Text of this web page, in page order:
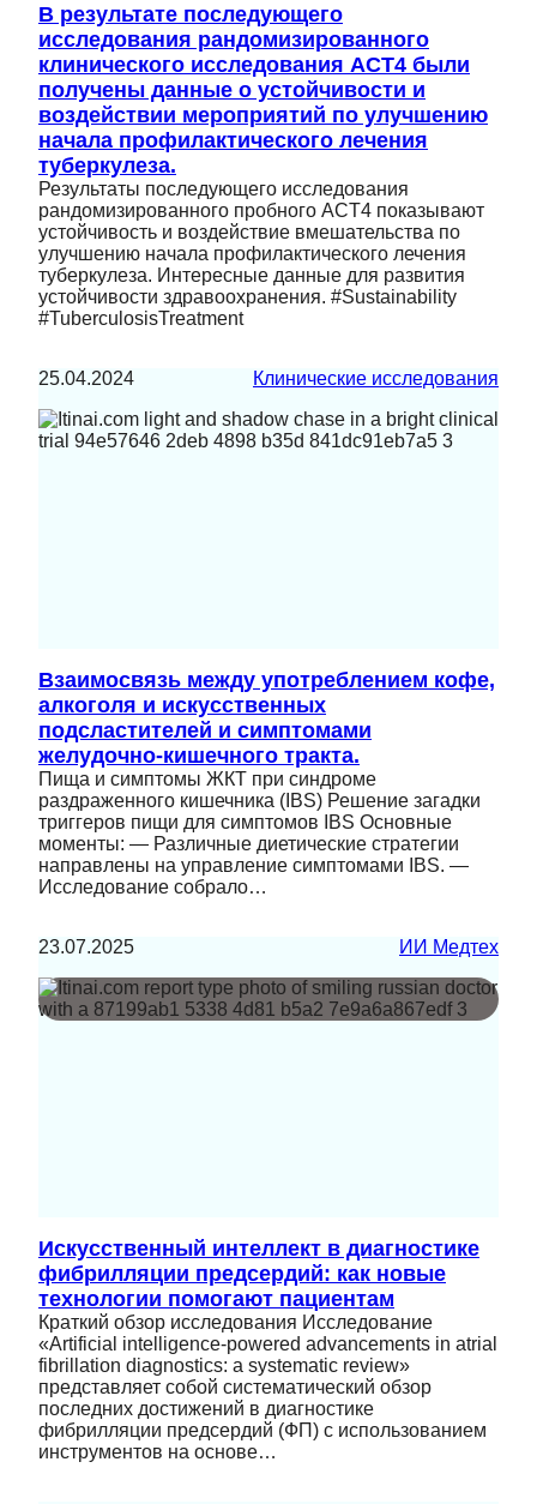
В результате последующего
исследования рандомизированного
клинического исследования ACT4 были
получены данные о устойчивости и
воздействии мероприятий по улучшению
начала профилактического лечения
туберкулеза.
Результаты последующего исследования
рандомизированного пробного ACT4 показывают
устойчивость и воздействие вмешательства по
улучшению начала профилактического лечения
туберкулеза. Интересные данные для развития
устойчивости здравоохранения. #Sustainability
#TuberculosisTreatment
25.04.2024 Клинические исследования
Взаимосвязь между употреблением кофе,
алкоголя и искусственных
подсластителей и симптомами
желудочно-кишечного тракта.
Пища и симптомы ЖКТ при синдроме
раздраженного кишечника (IBS) Решение загадки
триггеров пищи для симптомов IBS Основные
моменты: — Различные диетические стратегии
направлены на управление симптомами IBS. —
Исследование собрало…
23.07.2025 ИИ Медтех
Искусственный интеллект в диагностике
фибрилляции предсердий: как новые
технологии помогают пациентам
Краткий обзор исследования Исследование
«Artificial intelligence-powered advancements in atrial
fibrillation diagnostics: a systematic review»
представляет собой систематический обзор
последних достижений в диагностике
фибрилляции предсердий (ФП) с использованием
инструментов на основе…